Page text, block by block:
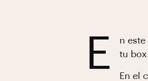
E n
tu
En el